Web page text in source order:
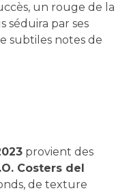
un rouge de la
séduira par ses
subtiles notes de
provient des
Costers del
de texture